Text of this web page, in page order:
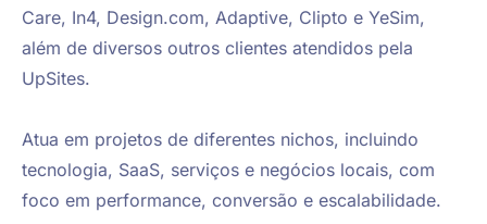
Care, In4, Design.com, Adaptive, Clipto e YeSim,
além de diversos outros clientes atendidos pela
UpSites.
Atua em projetos de diferentes nichos, incluindo
tecnologia, SaaS, serviços e negócios locais, com
foco em performance, conversão e escalabilidade.